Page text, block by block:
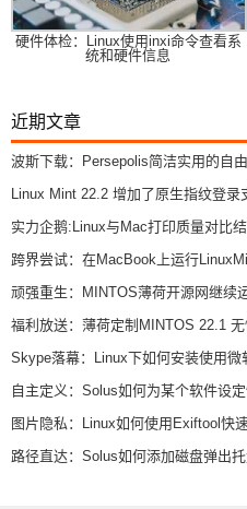
硬件体检：Linux使用inxi命令查看系
统和硬件信息
近期文章
波斯下载：Persepolis简洁实用的自
Linux Mint 22.2 增加了原生指纹登录
实力企鹅:Linux与Mac打印质量对比
跨界尝试：在MacBook上运行
顽强重生：MINTOS薄荷开源网继续
福利放送：薄荷定制MINTOS 22.1
Skype落幕：Linux下如何安装使用微
自主定义：Solus如何为某个软件设
图片隐私：Linux如何使用Exiftool快
路径直达：Solus如何添加磁盘弹出